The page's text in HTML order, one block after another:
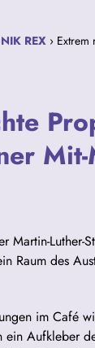
REX ›
Mit-
Martin-Luther-
Raum des
im Café
Aufkleber